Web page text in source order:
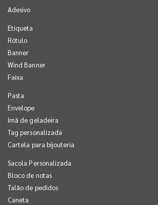
Adesivo
Etiqueta
Rótulo
Banner
Wind Banner
Faixa
Pasta
Envelope
Imã de geladeira
Tag personalizada
Cartela para bijouteria
Sacola Personalizada
Bloco de notas
Talão de pedidos
Caneta